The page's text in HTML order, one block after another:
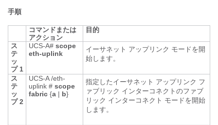
手順
コマンドまたは
アクション
目的
ス
テ
ッ
プ 1
UCS-A# scope
eth-uplink
イーサネット アップリンク モードを開
始します。
ス
テ
ッ
プ 2
UCS-A /eth-
uplink # scope
fabric {a | b}
指定したイーサネット アップリンク フ
ァブリック インターコネクトのファブ
リック インターコネクト モードを開始
します。